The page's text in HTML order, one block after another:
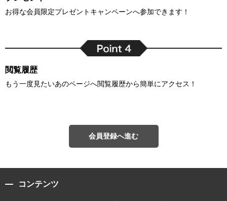
お得な会員限定プレゼントキャンペーンへ参加できます！
閲覧履歴
もう一度見たいあのページへ閲覧履歴から簡単にアクセス！
会員登録へ進む
コンテンツ